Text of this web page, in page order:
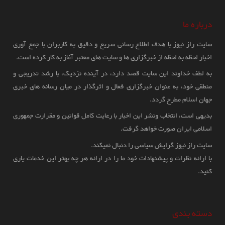
شیخ جراح جابر الاحمد الصباح وزیر امور خارجه کویت، در جریان سفر خود به
پاکستان، در ستاد فرماندهی کل ارتش (GHQ) در راولپندی دیدار و گفت‌وگو
کرد.
دیدار وزیر امور خارجه کویت با فرمانده ارتش
پاکستان؛ تأکید بر گسترش همکاری‌های
دوجانبه
17:15 1405/05/06
درباره ما
سایت راز نیوز با هدف اطلاع رسانی سریع و دقیق به کاربران با جمع آوری
اخبار لحظه به لحظه از خبرگزاری ها و سایت های معتبر آغاز به کار کرده است.
به لطف خداوند این سایت قصد دارد، در آینده نزدیک، با رشد تدریجی و
منطقی خود، به عنوان خبرگزاری فعال و اثرگذار در میان رسانه های خبری
جهان اسلام مطرح گردد.
بدیهی است، انتخاب ونشر این اخبار با رعایت کامل قوانین و مقرارت جمهوری
اسلامی ایران صورت خواهد گرفت.
سایت راز نیوز گرایش سیاسی را دنبال نمیکند.
با ارائه نظرات و پیشنهادات خود ما را در ارائه هر چه بهتر این خدمات یاری
کنید.
دسته بندی